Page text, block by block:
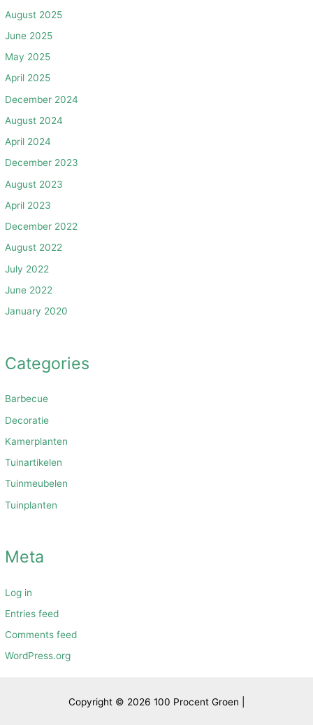
August 2025
June 2025
May 2025
April 2025
December 2024
August 2024
April 2024
December 2023
August 2023
April 2023
December 2022
August 2022
July 2022
June 2022
January 2020
Categories
Barbecue
Decoratie
Kamerplanten
Tuinartikelen
Tuinmeubelen
Tuinplanten
Meta
Log in
Entries feed
Comments feed
WordPress.org
Copyright © 2026 100 Procent Groen |